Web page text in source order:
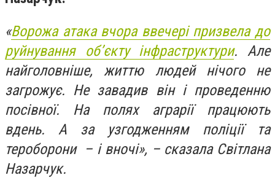
«Ворожа атака вчора ввечері призвела до
руйнування об’єкту інфраструктури. Але
найголовніше, життю людей нічого не
загрожує. Не завадив він і проведенню
посівної. На полях аграрії працюють
вдень. А за узгодженням поліції та
тероборони – і вночі», – сказала Світлана
Назарчук.